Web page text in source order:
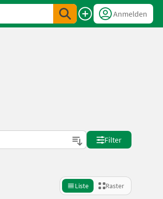
Anmelden
Filter
Liste Raster